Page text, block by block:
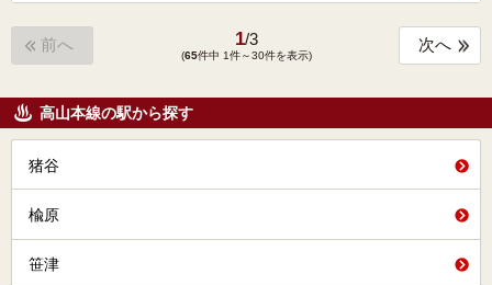
前へ 1/3
(65件中 1件～30件を表示)
次へ
高山本線の駅から探す
猪谷
楡原
笹津